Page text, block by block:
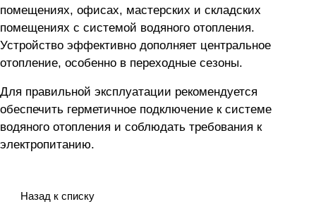
помещениях, офисах, мастерских и складских
помещениях с системой водяного отопления.
Устройство эффективно дополняет центральное
отопление, особенно в переходные сезоны.
Для правильной эксплуатации рекомендуется
обеспечить герметичное подключение к системе
водяного отопления и соблюдать требования к
электропитанию.
Назад к списку